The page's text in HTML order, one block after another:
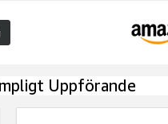
Uppförande